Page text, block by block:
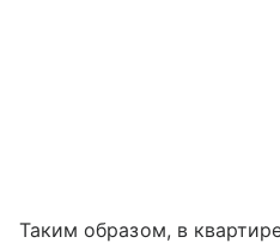
Таким образом, в